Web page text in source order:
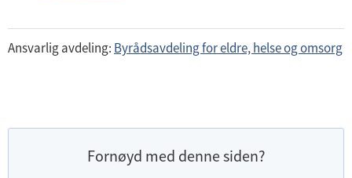
Ansvarlig avdeling: Byrådsavdeling for eldre, helse og omsorg
Fornøyd med denne siden?